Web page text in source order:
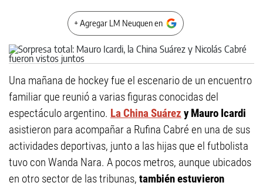
+ Agregar LM Neuquen en
Una mañana de hockey fue el escenario de un encuentro
familiar que reunió a varias figuras conocidas del
espectáculo argentino. La China Suárez y Mauro Icardi
asistieron para acompañar a Rufina Cabré en una de sus
actividades deportivas, junto a las hijas que el futbolista
tuvo con Wanda Nara. A pocos metros, aunque ubicados
en otro sector de las tribunas, también estuvieron